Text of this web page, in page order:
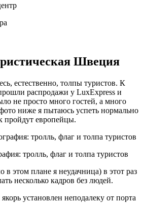
Швеция
естественно, толпы туристов. К
распродажи у LuxExpress и
не просто много гостей, а много
ниже я пытаюсь успеть нормально
пройдут европейцы.
тролль, флаг и толпа туристов
этом плане я неудачница) в этот раз
несколько кадров без людей.